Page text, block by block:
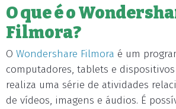
O que é o
Filmora?
O Wondershare Filmora é um
computadores, tablets e
realiza uma série de atividades
de vídeos, imagens e áudios. É